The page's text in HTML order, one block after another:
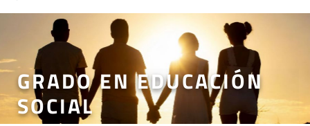
GRADO EN EDUCACIÓN
SOCIAL